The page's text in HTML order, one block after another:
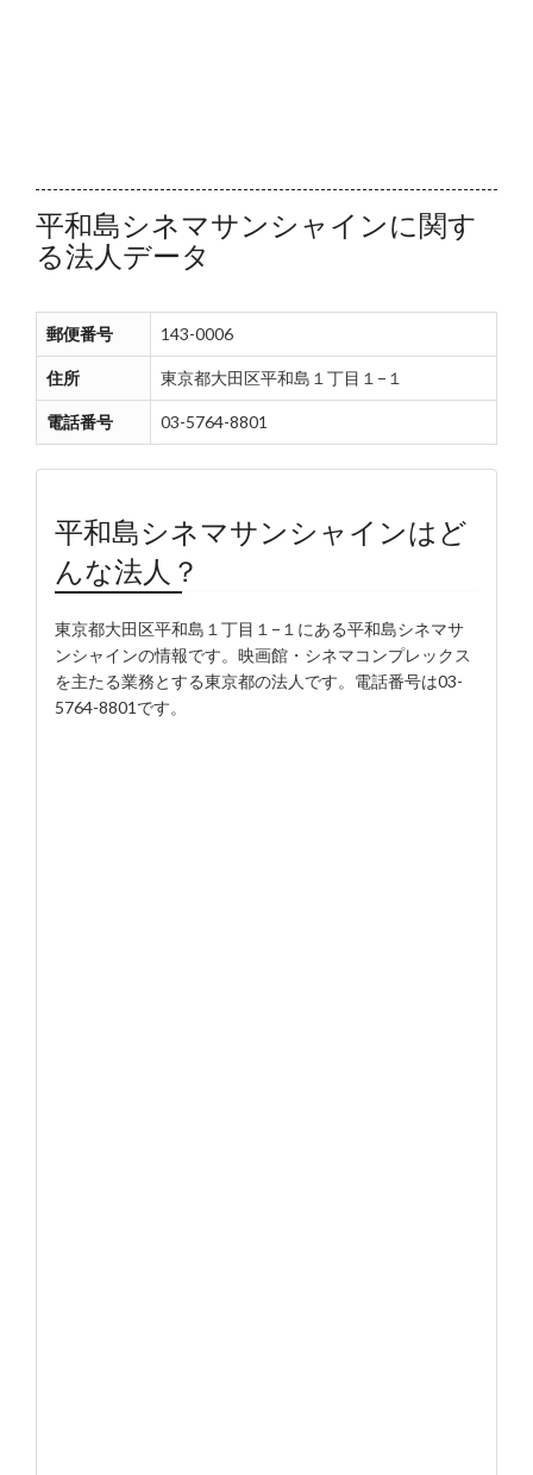
平和島シネマサンシャインに関す
る法人データ
郵便番号 143-0006
住所 東京都大田区平和島１丁目１−１
電話番号 03-5764-8801
平和島シネマサンシャインはど
んな法人？
東京都大田区平和島１丁目１−１にある平和島シネマサ
ンシャインの情報です。映画館・シネマコンプレックス
を主たる業務とする東京都の法人です。電話番号は03-
5764-8801です。